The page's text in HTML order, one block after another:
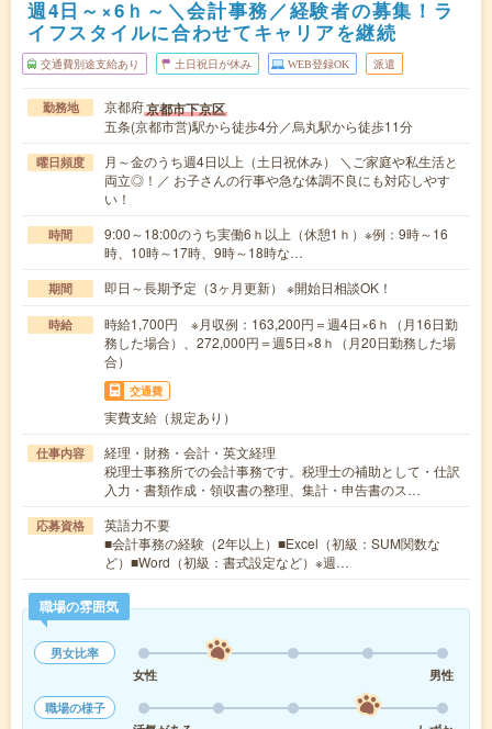
週4日～×6ｈ～＼会計事務／経験者の募集！ラ
イフスタイルに合わせてキャリアを継続
交通費別途支給あり 土日祝日が休み WEB登録OK 派遣
勤務地 京都府京都市下京区
五条(京都市営)駅から徒歩4分／烏丸駅から徒歩11分
曜日頻度
月～金のうち週4日以上（土日祝休み） ＼ご家庭や私生活と
両立◎！／ お子さんの行事や急な体調不良にも対応しやす
い！
時間
9:00～18:00のうち実働6ｈ以上（休憩1ｈ）※例：9時～16
時、10時～17時、9時～18時な…
期間 即日～長期予定（3ヶ月更新） ※開始日相談OK！
時給
時給1,700円 ※月収例：163,200円＝週4日×6ｈ（月16日勤
務した場合）、272,000円＝週5日×8ｈ（月20日勤務した場
合）
交通費
実費支給（規定あり）
仕事内容
経理・財務・会計・英文経理
税理士事務所での会計事務です。税理士の補助として・仕訳
入力・書類作成・領収書の整理、集計・申告書のス…
応募資格
英語力不要
■会計事務の経験（2年以上）■Excel（初級：SUM関数な
ど）■Word（初級：書式設定など）※週…
職場の雰囲気
男女比率
女性
男性
職場の様子